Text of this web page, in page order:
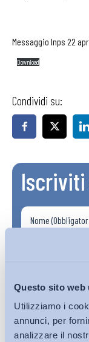
Questo sito web
Utilizziamo i
annunci, per
analizzare il
Messaggio Inps 22
Download
Condividi su:
Iscriviti